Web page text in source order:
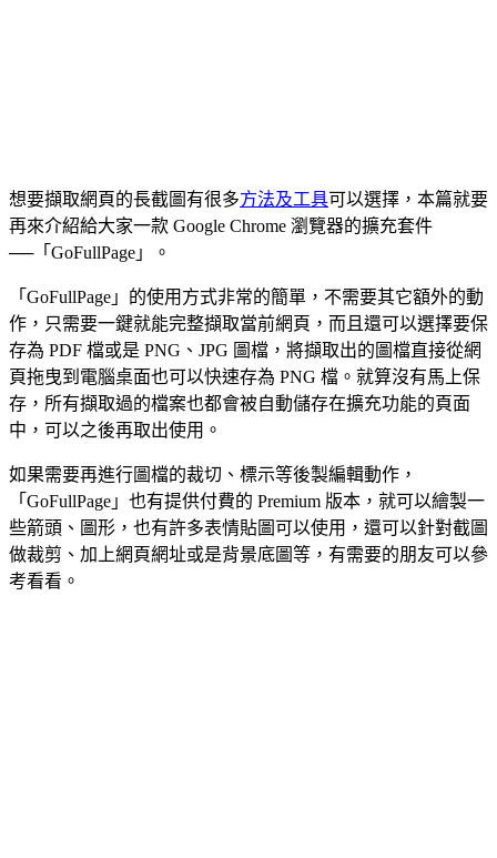
想要擷取網頁的長截圖有很多方法及工具可以選擇，本篇就要
再來介紹給大家一款 Google Chrome 瀏覽器的擴充套件
──「GoFullPage」。
「GoFullPage」的使用方式非常的簡單，不需要其它額外的動
作，只需要一鍵就能完整擷取當前網頁，而且還可以選擇要保
存為 PDF 檔或是 PNG、JPG 圖檔，將擷取出的圖檔直接從網
頁拖曳到電腦桌面也可以快速存為 PNG 檔。就算沒有馬上保
存，所有擷取過的檔案也都會被自動儲存在擴充功能的頁面
中，可以之後再取出使用。
如果需要再進行圖檔的裁切、標示等後製編輯動作，
「GoFullPage」也有提供付費的 Premium 版本，就可以繪製一
些箭頭、圖形，也有許多表情貼圖可以使用，還可以針對截圖
做裁剪、加上網頁網址或是背景底圖等，有需要的朋友可以參
考看看。